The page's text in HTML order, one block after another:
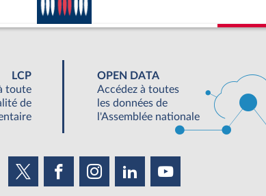
LCP
toute
de
OPEN DATA
Accédez à toutes
les données de
l'Assemblée nationale